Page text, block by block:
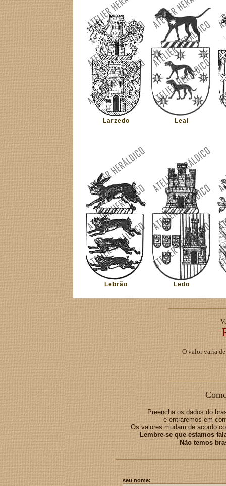
Larzedo Leal
Lebrão Ledo
O valor varia
Preencha os dados do
e entraremos em
Os valores mudam de acordo
Lembre-se que estamos
Não temos